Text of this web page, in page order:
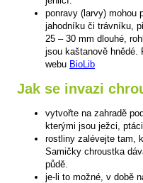
ponravy (larvy) mohou
jahodníku či trávníku,
25 – 30 mm dlouhé,
jsou kaštanově hnědé.
webu BioLib
Jak se invazi
vytvořte na zahradě
kterými jsou ježci,
rostliny zalévejte tam,
Samičky chroustka
půdě.
je-li to možné, v době